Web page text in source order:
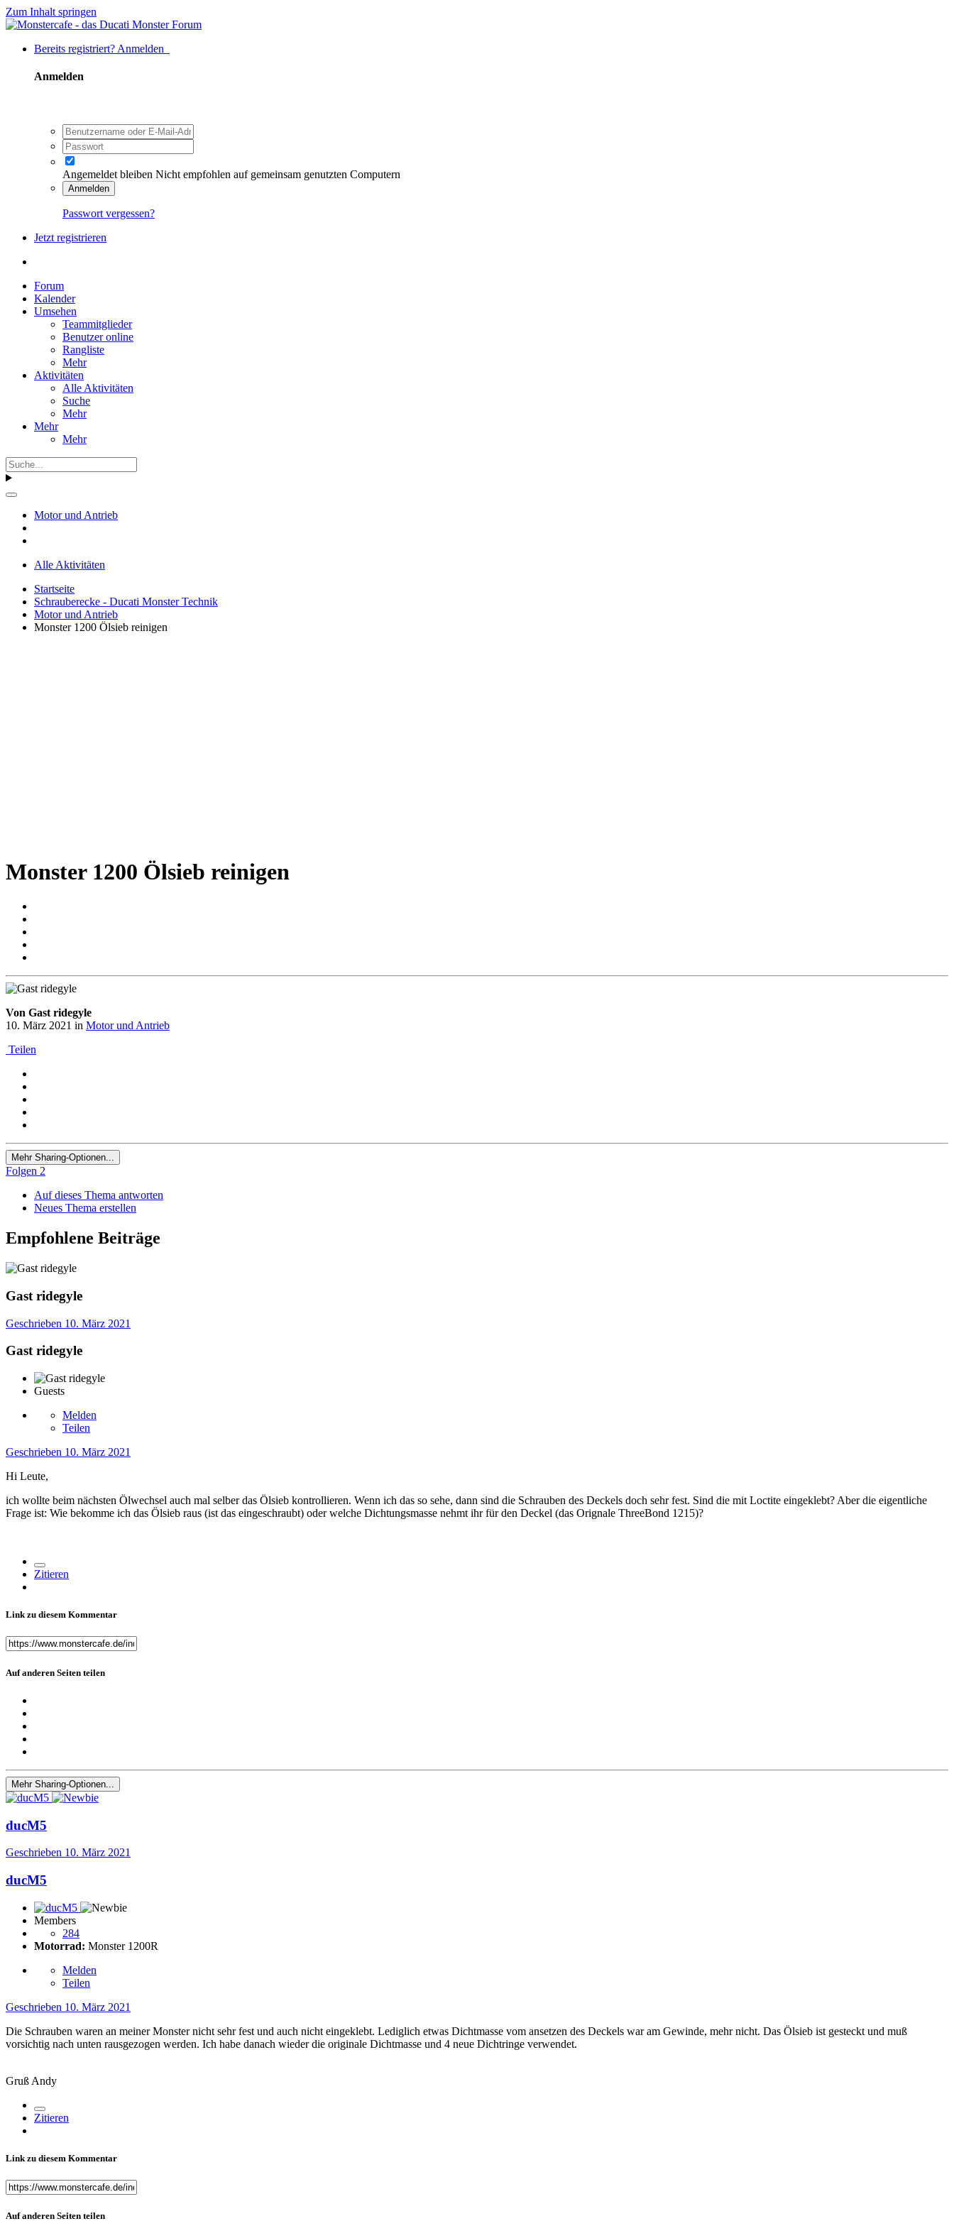
Zum Inhalt springen
Bereits registriert? Anmelden
Anmelden
Angemeldet bleiben Nicht empfohlen auf gemeinsam genutzten Computern
Anmelden
Passwort vergessen?
Jetzt registrieren
Forum
Kalender
Umsehen
Teammitglieder
Benutzer online
Rangliste
Mehr
Aktivitäten
Alle Aktivitäten
Suche
Mehr
Mehr
Mehr
Motor und Antrieb
Alle Aktivitäten
Startseite
Schrauberecke - Ducati Monster Technik
Motor und Antrieb
Monster 1200 Ölsieb reinigen
Monster 1200 Ölsieb reinigen
Von Gast ridegyle
10. März 2021 in Motor und Antrieb
Teilen
Mehr Sharing-Optionen...
Folgen 2
Auf dieses Thema antworten
Neues Thema erstellen
Empfohlene Beiträge
Gast ridegyle
Geschrieben 10. März 2021
Gast ridegyle
Guests
Melden
Teilen
Geschrieben 10. März 2021
Hi Leute,
ich wollte beim nächsten Ölwechsel auch mal selber das Ölsieb kontrollieren. Wenn ich das so sehe, dann sind die Schrauben des Deckels doch sehr fest. Sind die mit Loctite eingeklebt? Aber die eigentliche
Frage ist: Wie bekomme ich das Ölsieb raus (ist das eingeschraubt) oder welche Dichtungsmasse nehmt ihr für den Deckel (das Orignale ThreeBond 1215)?
Zitieren
Link zu diesem Kommentar
Auf anderen Seiten teilen
Mehr Sharing-Optionen...
ducM5
Geschrieben 10. März 2021
ducM5
Members
284
Motorrad: Monster 1200R
Melden
Teilen
Geschrieben 10. März 2021
Die Schrauben waren an meiner Monster nicht sehr fest und auch nicht eingeklebt. Lediglich etwas Dichtmasse vom ansetzen des Deckels war am Gewinde, mehr nicht. Das Ölsieb ist gesteckt und muß
vorsichtig nach unten rausgezogen werden. Ich habe danach wieder die originale Dichtmasse und 4 neue Dichtringe verwendet.
Gruß Andy
Zitieren
Link zu diesem Kommentar
Auf anderen Seiten teilen